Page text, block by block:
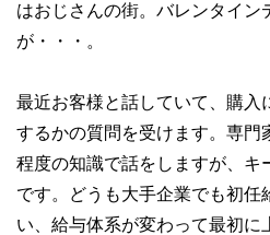
はおじさんの街。バレンタイン
が・・・。
最近お客様と話していて、購入
するかの質問を受けます。専門
程度の知識で話をしますが、キ
です。どうも大手企業でも初任
い、給与体系が変わって最初に